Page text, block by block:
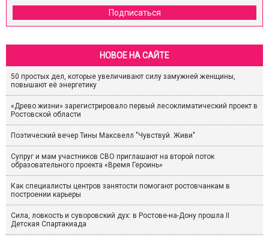
Подписаться
НОВОЕ НА САЙТЕ
50 простых дел, которые увеличивают силу замужней женщины,
повышают её энергетику
«Древо жизни» зарегистрировало первый лесоклиматический проект в
Ростовской области
Поэтический вечер Тины Максвелл "Чувствуй. Живи"
Супруг и мам участников СВО приглашают на второй поток
образовательного проекта «Время Героинь»
Как специалисты центров занятости помогают ростовчанкам в
построении карьеры
Сила, ловкость и суворовский дух: в Ростове-на-Дону прошла II
Детская Спартакиада